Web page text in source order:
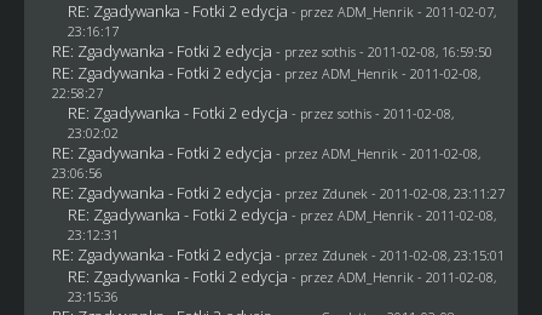
RE: Zgadywanka - Fotki 2 edycja - przez ADM_Henrik - 2011-02-07,
23:16:17
RE: Zgadywanka - Fotki 2 edycja - przez sothis- 2011-02-08, 16:59:50
RE: Zgadywanka - Fotki 2 edycja - przez ADM_Henrik - 2011-02-08,
22:58:27
RE: Zgadywanka - Fotki 2 edycja - przez sothis- 2011-02-08,
23:02:02
RE: Zgadywanka - Fotki 2 edycja - przez ADM_Henrik - 2011-02-08,
23:06:56
RE: Zgadywanka - Fotki 2 edycja - przez Zdunek - 2011-02-08, 23:11:27
RE: Zgadywanka - Fotki 2 edycja - przez ADM_Henrik - 2011-02-08,
23:12:31
RE: Zgadywanka - Fotki 2 edycja - przez Zdunek - 2011-02-08, 23:15:01
RE: Zgadywanka - Fotki 2 edycja - przez ADM_Henrik - 2011-02-08,
23:15:36